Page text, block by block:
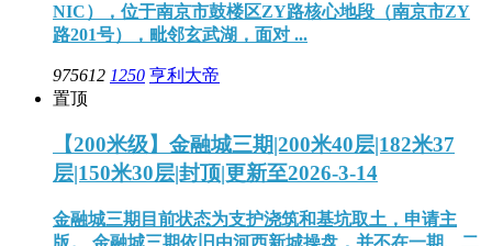
NIC），位于南京市鼓楼区ZY路核心地段（南京市ZY
路201号），毗邻玄武湖，面对 ...
975612 1250 亨利大帝
置顶
【200米级】金融城三期|200米40层|182米37
层|150米30层|封顶|更新至2026-3-14
金融城三期目前状态为支护浇筑和基坑取土，申请主